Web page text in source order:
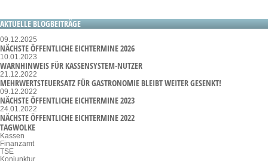
AKTUELLE BLOGBEITRÄGE
09.12.2025
NÄCHSTE ÖFFENTLICHE EICHTERMINE 2026
10.01.2023
WARNHINWEIS FÜR KASSENSYSTEM-NUTZER
21.12.2022
MEHRWERTSTEUERSATZ FÜR GASTRONOMIE BLEIBT WEITER GESENKT!
09.12.2022
NÄCHSTE ÖFFENTLICHE EICHTERMINE 2023
24.01.2022
NÄCHSTE ÖFFENTLICHE EICHTERMINE 2022
TAGWOLKE
Kassen
Finanzamt
TSE
Konjunktur